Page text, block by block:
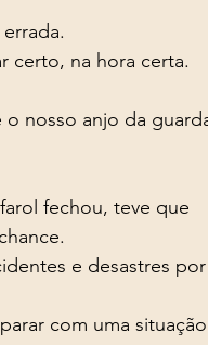
certo, na hora certa.
com uma situação